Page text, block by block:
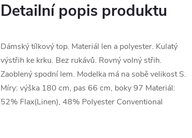
Detailní popis produktu
Dámský tílkový top. Materiál len a polyester. Kulatý
výstřih ke krku. Bez rukávů. Rovný volný střih.
Zaoblený spodní lem. Modelka má na sobě velikost S.
Míry: výška 180 cm, pas 66 cm, boky 97 Materiál:
52% Flax(Linen), 48% Polyester Conventional